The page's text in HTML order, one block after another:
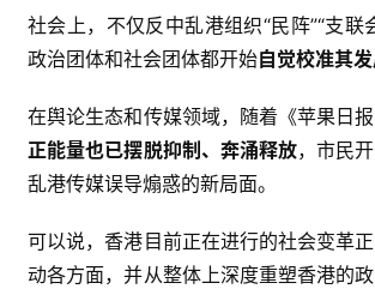
社会上，不仅反中乱港组织“民阵”“支联
政治团体和社会团体都开始自觉校准其
在舆论生态和传媒领域，随着《苹果日报
正能量也已摆脱抑制、奔涌释放，市民
乱港传媒误导煽惑的新局面。
可以说，香港目前正在进行的社会变革
动各方面，并从整体上深度重塑香港的